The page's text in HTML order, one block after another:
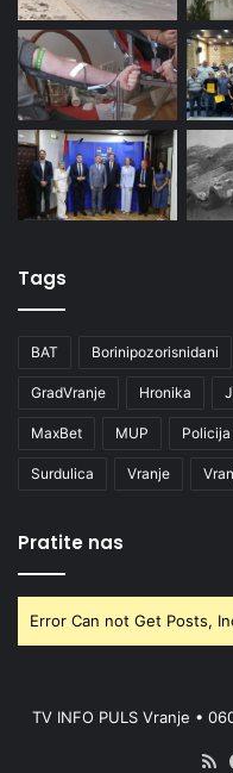
Tags
BAT Borinipozorisnidani
GradVranje Hronika
MaxBet MUP Policija
Surdulica Vranje
Pratite nas
Error Can not Get Posts,
TV INFO PULS Vranje •